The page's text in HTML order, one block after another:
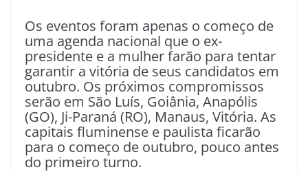
Os eventos foram apenas o começo de
uma agenda nacional que o ex-
presidente e a mulher farão para tentar
garantir a vitória de seus candidatos em
outubro. Os próximos compromissos
serão em São Luís, Goiânia, Anapólis
(GO), Ji-Paraná (RO), Manaus, Vitória. As
capitais fluminense e paulista ficarão
para o começo de outubro, pouco antes
do primeiro turno.